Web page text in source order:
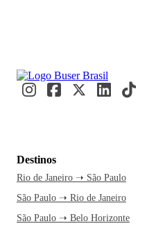
Destinos
Rio de Janeiro ➝ São Paulo
São Paulo ➝ Rio de Janeiro
São Paulo ➝ Belo Horizonte